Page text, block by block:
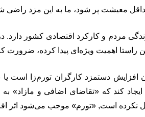
پر شود، ما به این مزد راضی
مردم و کارکرد اقتصادی کشور
راستا اهمیت ویژه‌ای پیدا کرده،
دستمزد کارگران تورم‌زا است
کند که «تقاضای اضافی و مازاد»
نکرده است, «تورم» موجب می‌شود اثر